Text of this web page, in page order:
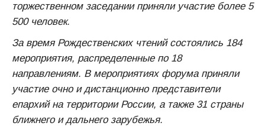
торжественном заседании приняли участие более 5
500 человек.
За время Рождественских чтений состоялись 184
мероприятия, распределенные по 18
направлениям. В мероприятиях форума приняли
участие очно и дистанционно представители
епархий на территории России, а также 31 страны
ближнего и дальнего зарубежья.